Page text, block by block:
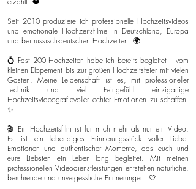
Seit 2010 produziere ich professionelle Hochzeitsvideos
und emotionale Hochzeitsfilme in Deutschland, Europa
und bei russisch-deutschen Hochzeiten. 🌍
💍 Fast 200 Hochzeiten habe ich bereits begleitet – vom
kleinen Elopement bis zur großen Hochzeitsfeier mit vielen
Gästen. Meine Leidenschaft ist es, mit professioneller
Technik und viel Feingefühl einzigartige
Hochzeitsvideografievoller echter Emotionen zu schaffen.
✨
🎬 Ein Hochzeitsfilm ist für mich mehr als nur ein Video.
Es ist ein lebendiges Erinnerungsstück voller Liebe,
Emotionen und authentischer Momente, das euch und
eure Liebsten ein Leben lang begleitet. Mit meinen
professionellen Videodienstleistungen entstehen natürliche,
berührende und unvergessliche Erinnerungen. 🤍